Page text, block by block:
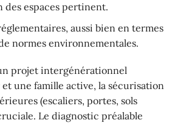
des espaces pertinent.
aussi bien en termes
normes environnementales.
projet intergénérationnel
une famille active, la sécurisation
(escaliers, portes, sols
Le diagnostic préalable